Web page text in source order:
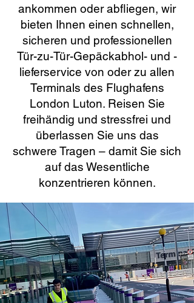
ankommen oder abfliegen, wir
bieten Ihnen einen schnellen,
sicheren und professionellen
Tür-zu-Tür-Gepäckabhol- und -
lieferservice von oder zu allen
Terminals des Flughafens
London Luton. Reisen Sie
freihändig und stressfrei und
überlassen Sie uns das
schwere Tragen – damit Sie sich
auf das Wesentliche
konzentrieren können.